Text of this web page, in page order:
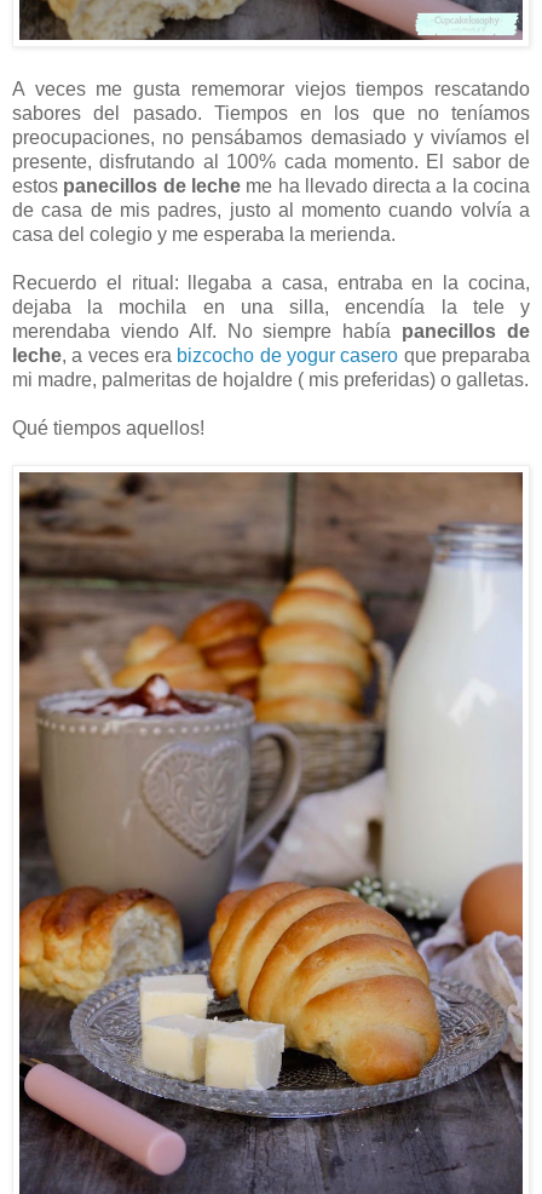
A veces me gusta rememorar viejos tiempos rescatando
sabores del pasado. Tiempos en los que no teníamos
preocupaciones, no pensábamos demasiado y vivíamos el
presente, disfrutando al 100% cada momento. El sabor de
estos panecillos de lecheme ha llevado directa a la cocina
de casa de mis padres, justo al momento cuando volvía a
casa del colegio y me esperaba la merienda.
Recuerdo el ritual: llegaba a casa, entraba en la cocina,
dejaba la mochila en una silla, encendía la tele y
merendaba viendo Alf. No siempre había panecillos de
leche, a veces era bizcocho de yogur casero que preparaba
mi madre, palmeritas de hojaldre ( mis preferidas) o galletas.
Qué tiempos aquellos!